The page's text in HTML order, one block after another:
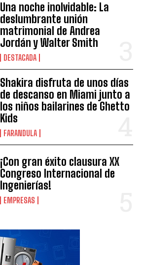
Una noche inolvidable: La
deslumbrante unión
matrimonial de Andrea
Jordán y Walter Smith
DESTACADA
Shakira disfruta de unos días
de descanso en Miami junto a
los niños bailarines de Ghetto
Kids
FARANDULA
¡Con gran éxito clausura XX
Congreso Internacional de
Ingenierías!
EMPRESAS